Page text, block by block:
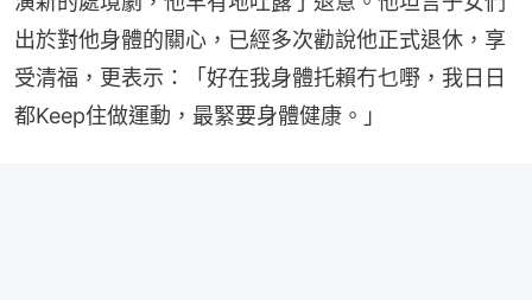
出於對他身體的關心，已經多次勸說他正式退休，享
受清福，更表示：「好在我身體托賴冇乜嘢，我日日
都Keep住做運動，最緊要身體健康。」